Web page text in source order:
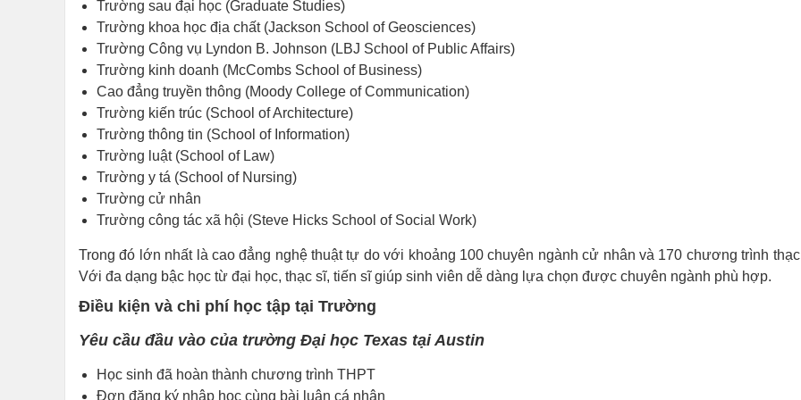
Trường sau đại học (Graduate Studies)
Trường khoa học địa chất (Jackson School of Geosciences)
Trường Công vụ Lyndon B. Johnson (LBJ School of Public Affairs)
Trường kinh doanh (McCombs School of Business)
Cao đẳng truyền thông (Moody College of Communication)
Trường kiến trúc (School of Architecture)
Trường thông tin (School of Information)
Trường luật (School of Law)
Trường y tá (School of Nursing)
Trường cử nhân
Trường công tác xã hội (Steve Hicks School of Social Work)
Trong đó lớn nhất là cao đẳng nghệ thuật tự do với khoảng 100 chuyên ngành cử nhân và 170 chương trình
Với đa dạng bậc học từ đại học, thạc sĩ, tiến sĩ giúp sinh viên dễ dàng lựa chọn được chuyên ngành phù hợp.
Điều kiện và chi phí học tập tại Trường
Yêu cầu đầu vào của trường Đại học Texas tại Austin
Học sinh đã hoàn thành chương trình THPT
Đơn đăng ký nhập học cùng bài luận cá nhân